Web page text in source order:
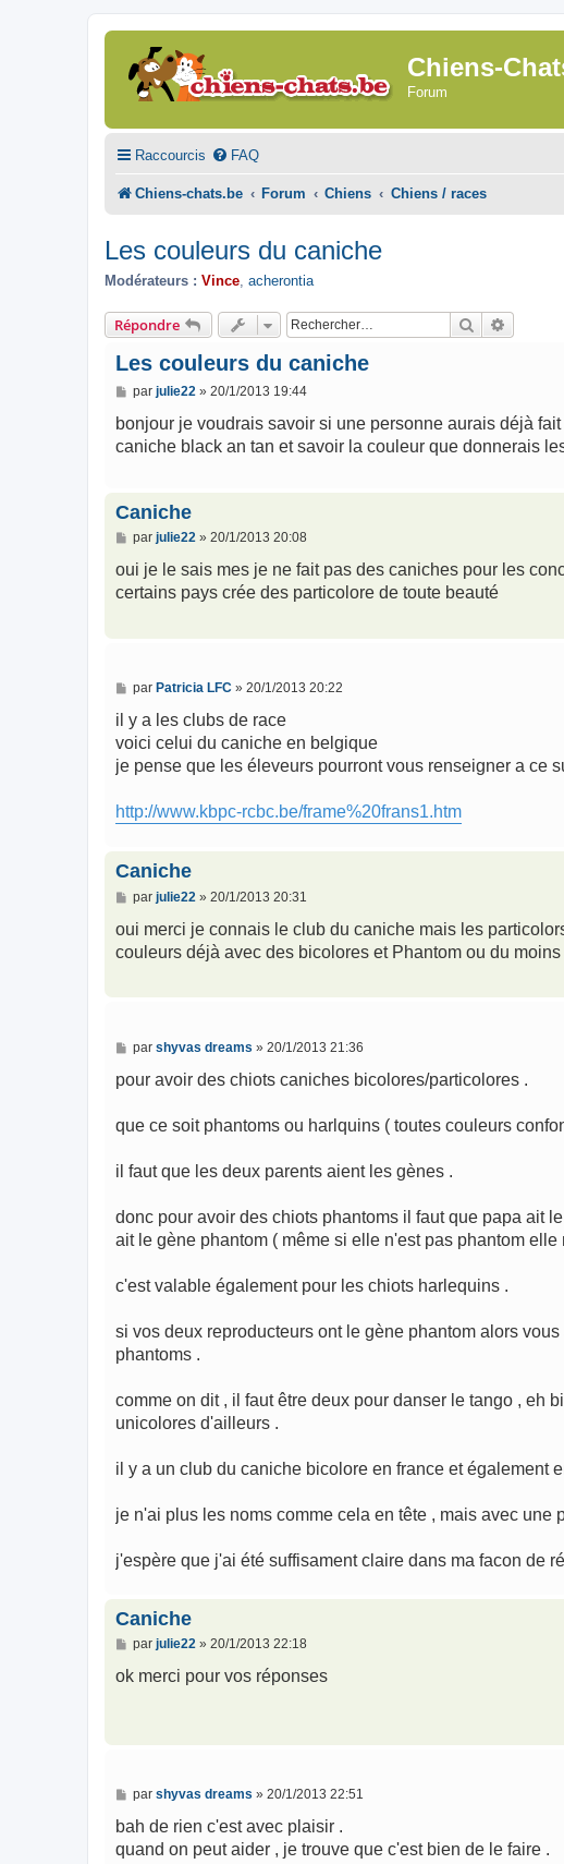
Chiens-
Forum
Raccourcis FAQ
Chiens-chats.be Forum Chiens Chiens / races
Les couleurs du caniche
Modérateurs : Vince acherontia
Répondre Rechercher
Les couleurs du caniche
M
s
a
par julie22 » 20/1/2013 19:44
bonjour je voudrais savoir si une personne aurais déjà
caniche black an tan et savoir la couleur que donnerais
Caniche
M
s
a
par julie22» 20/1/2013 20:08
oui je le sais mes je ne fait pas des caniches pour les
certains pays crée des particolore de toute beauté
M
s
s
a
g
e
par Patricia LFC» 20/1/2013 20:22
il y a les clubs de race
voici celui du caniche en belgique
je pense que les éleveurs pourront vous renseigner a ce
http://www.kbpc-rcbc.be/frame%20frans1.htm
Caniche
M
s
a
par julie22 » 20/1/2013 20:31
oui merci je connais le club du caniche mais les
couleurs déjà avec des bicolores et Phantom ou du
M
s
g
par shyvas dreams » 20/1/2013 21:36
pour avoir des chiots caniches bicolores/particolores .
que ce soit phantoms ou harlquins ( toutes couleurs
il faut que les deux parents aient les gènes .
donc pour avoir des chiots phantoms il faut que papa ait
ait le gène phantom ( même si elle n'est pas phantom elle
c'est valable également pour les chiots harlequins .
si vos deux reproducteurs ont le gène phantom alors
phantoms .
comme on dit , il faut être deux pour danser le tango , eh
unicolores d'ailleurs .
il y a un club du caniche bicolore en france et également
je n'ai plus les noms comme cela en tête , mais avec
j'espère que j'ai été suffisament claire dans ma facon de
Caniche
M
s
par julie22» 20/1/2013 22:18
ok merci pour vos réponses
M
s
a
par shyvas dreams » 20/1/2013 22:51
bah de rien c'est avec plaisir .
quand on peut aider , je trouve que c'est bien de le faire .